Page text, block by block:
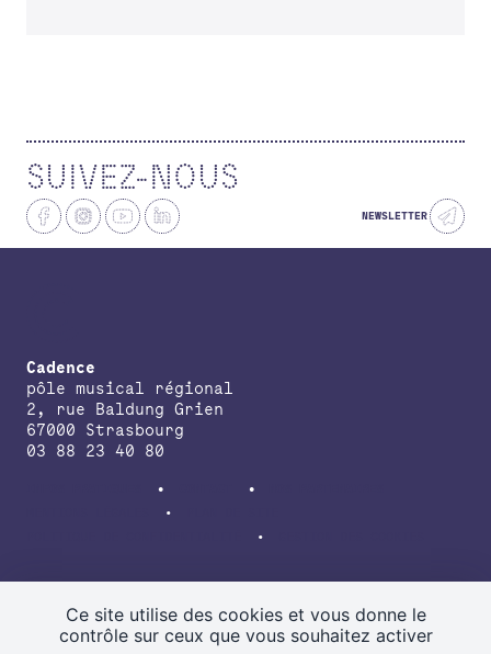
Ce site utilise des cookies et vous donne le
contrôle sur ceux que vous souhaitez activer
SUIVEZ-NOUS
NEWSLETTER
Cadence
pôle musical régional
2, rue Baldung Grien
67000 Strasbourg
03 88 23 40 80
Grand Est, de la Région Grand Est, de la Collectivité européenne